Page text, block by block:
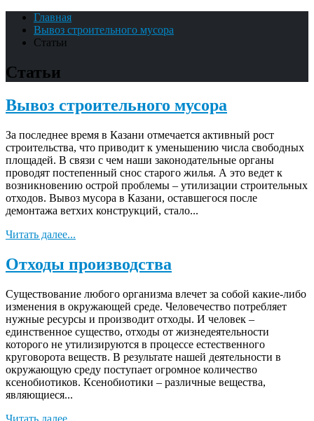
Главная
Вывоз строительного мусора
Статьи
Статьи
Вывоз строительного мусора
За последнее время в Казани отмечается активный рост
строительства, что приводит к уменьшению числа свободных
площадей. В связи с чем наши законодательные органы
проводят постепенный снос старого жилья. А это ведет к
возникновению острой проблемы – утилизации строительных
отходов. Вывоз мусора в Казани, оставшегося после
демонтажа ветхих конструкций, стало...
Читать далее...
Отходы производства
Существование любого организма влечет за собой какие-либо
изменения в окружающей среде. Человечество потребляет
нужные ресурсы и производит отходы. И человек –
единственное существо, отходы от жизнедеятельности
которого не утилизируются в процессе естественного
круговорота веществ. В результате нашей деятельности в
окружающую среду поступает огромное количество
ксенобиотиков. Ксенобиотики – различные вещества,
являющиеся...
Читать далее...